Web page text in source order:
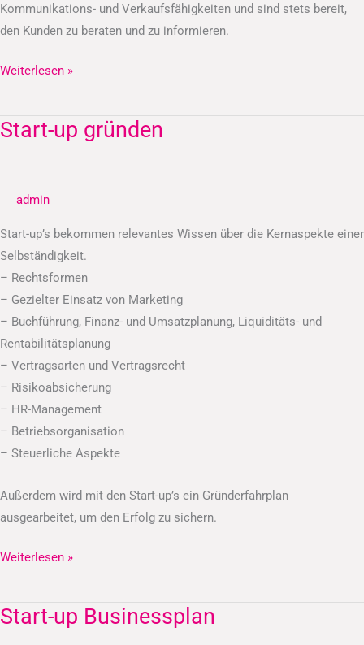
Kommunikations- und Verkaufsfähigkeiten und sind stets bereit,
den Kunden zu beraten und zu informieren.
Weiterlesen »
Start-up gründen
admin
Start-up’s bekommen relevantes Wissen über die Kernaspekte einer
Selbständigkeit.
– Rechtsformen
– Gezielter Einsatz von Marketing
– Buchführung, Finanz- und Umsatzplanung, Liquiditäts- und
Rentabilitätsplanung
– Vertragsarten und Vertragsrecht
– Risikoabsicherung
– HR-Management
– Betriebsorganisation
– Steuerliche Aspekte
Außerdem wird mit den Start-up’s ein Gründerfahrplan
ausgearbeitet, um den Erfolg zu sichern.
Start-
Weiterlesen »
Start-up Businessplan
Start-